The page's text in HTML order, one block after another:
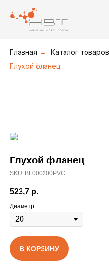
Главная → Каталог товаров
Глухой фланец
Глухой фланец
SKU: BF000200PVC
523,7 р.
Диаметр
В КОРЗИНУ